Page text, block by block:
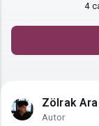
4
Zölrak
Autor